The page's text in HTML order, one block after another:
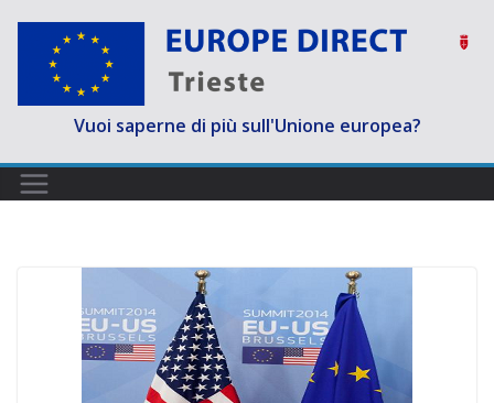
contenuto
Vuoi saperne di più sull'Unione europea?